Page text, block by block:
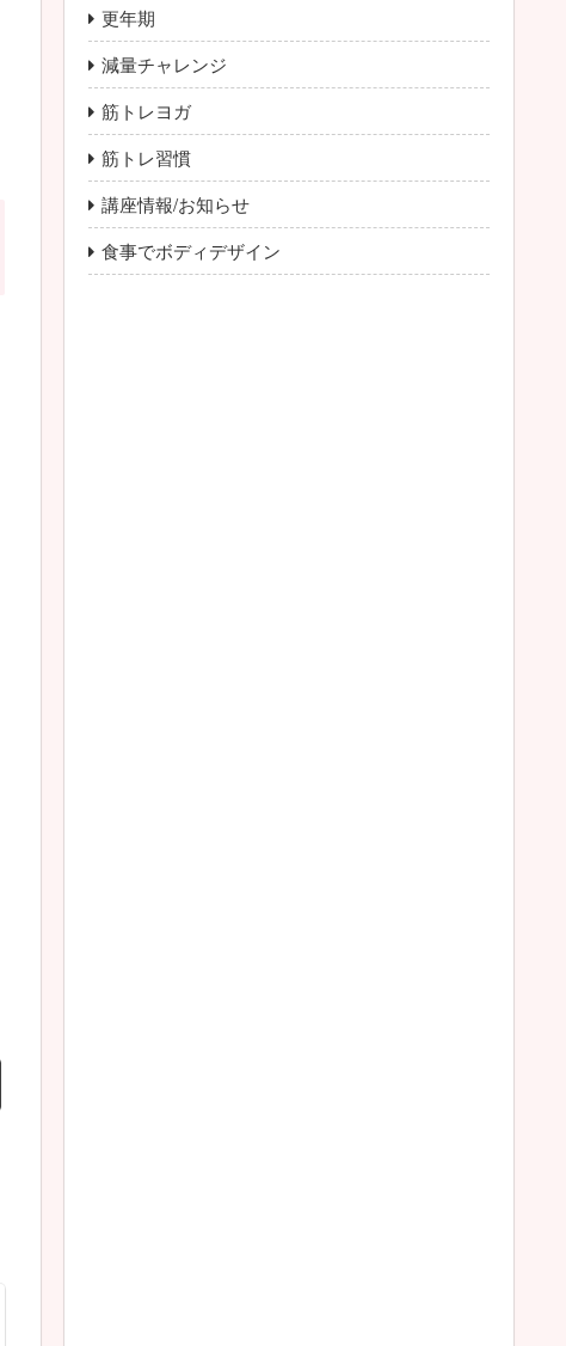
更年期
減量チャレンジ
筋トレヨガ
筋トレ習慣
講座情報/お知らせ
食事でボディデザイン